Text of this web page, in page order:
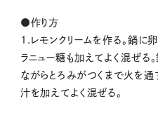
●作り方
1.レモンクリームを作る。鍋に
ラニュー糖も加えてよく混ぜる
ながらとろみがつくまで火を通
汁を加えてよく混ぜる。